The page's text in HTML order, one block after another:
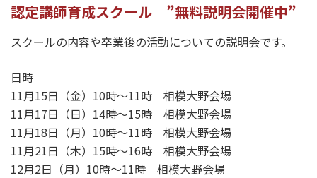
認定講師育成スクール ”無料説明会開催中”
スクールの内容や卒業後の活動についての説明会です。
日時
11月15日（金）10時～11時 相模大野会場
11月17日（日）14時～15時 相模大野会場
11月18日（月）10時～11時 相模大野会場
11月21日（木）15時～16時 相模大野会場
12月2日（月）10時～11時 相模大野会場